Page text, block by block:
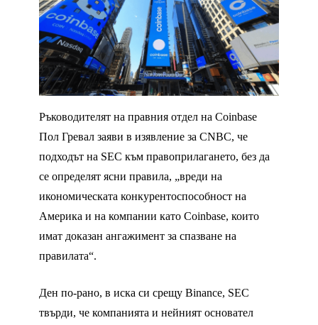
Ръководителят на правния отдел на Coinbase
Пол Гревал заяви в изявление за CNBC, че
подходът на SEC към правоприлагането, без да
се определят ясни правила, „вреди на
икономическата конкурентоспособност на
Америка и на компании като Coinbase, които
имат доказан ангажимент за спазване на
правилата“.
Ден по-рано, в иска си срещу Binance, SEC
твърди, че компанията и нейният основател